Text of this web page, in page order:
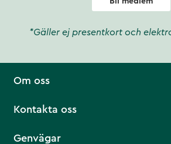
*Gäller ej presentkort och
Om oss
Kontakta oss
Genvägar